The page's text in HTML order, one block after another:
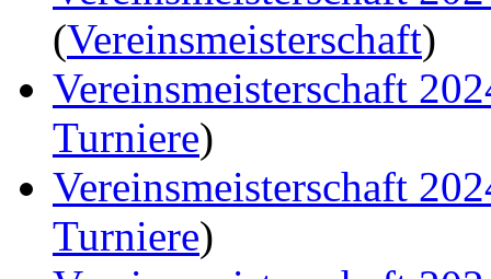
(Vereinsmeisterschaft)
Vereinsmeisterschaft
Turniere)
Vereinsmeisterschaft
Turniere)